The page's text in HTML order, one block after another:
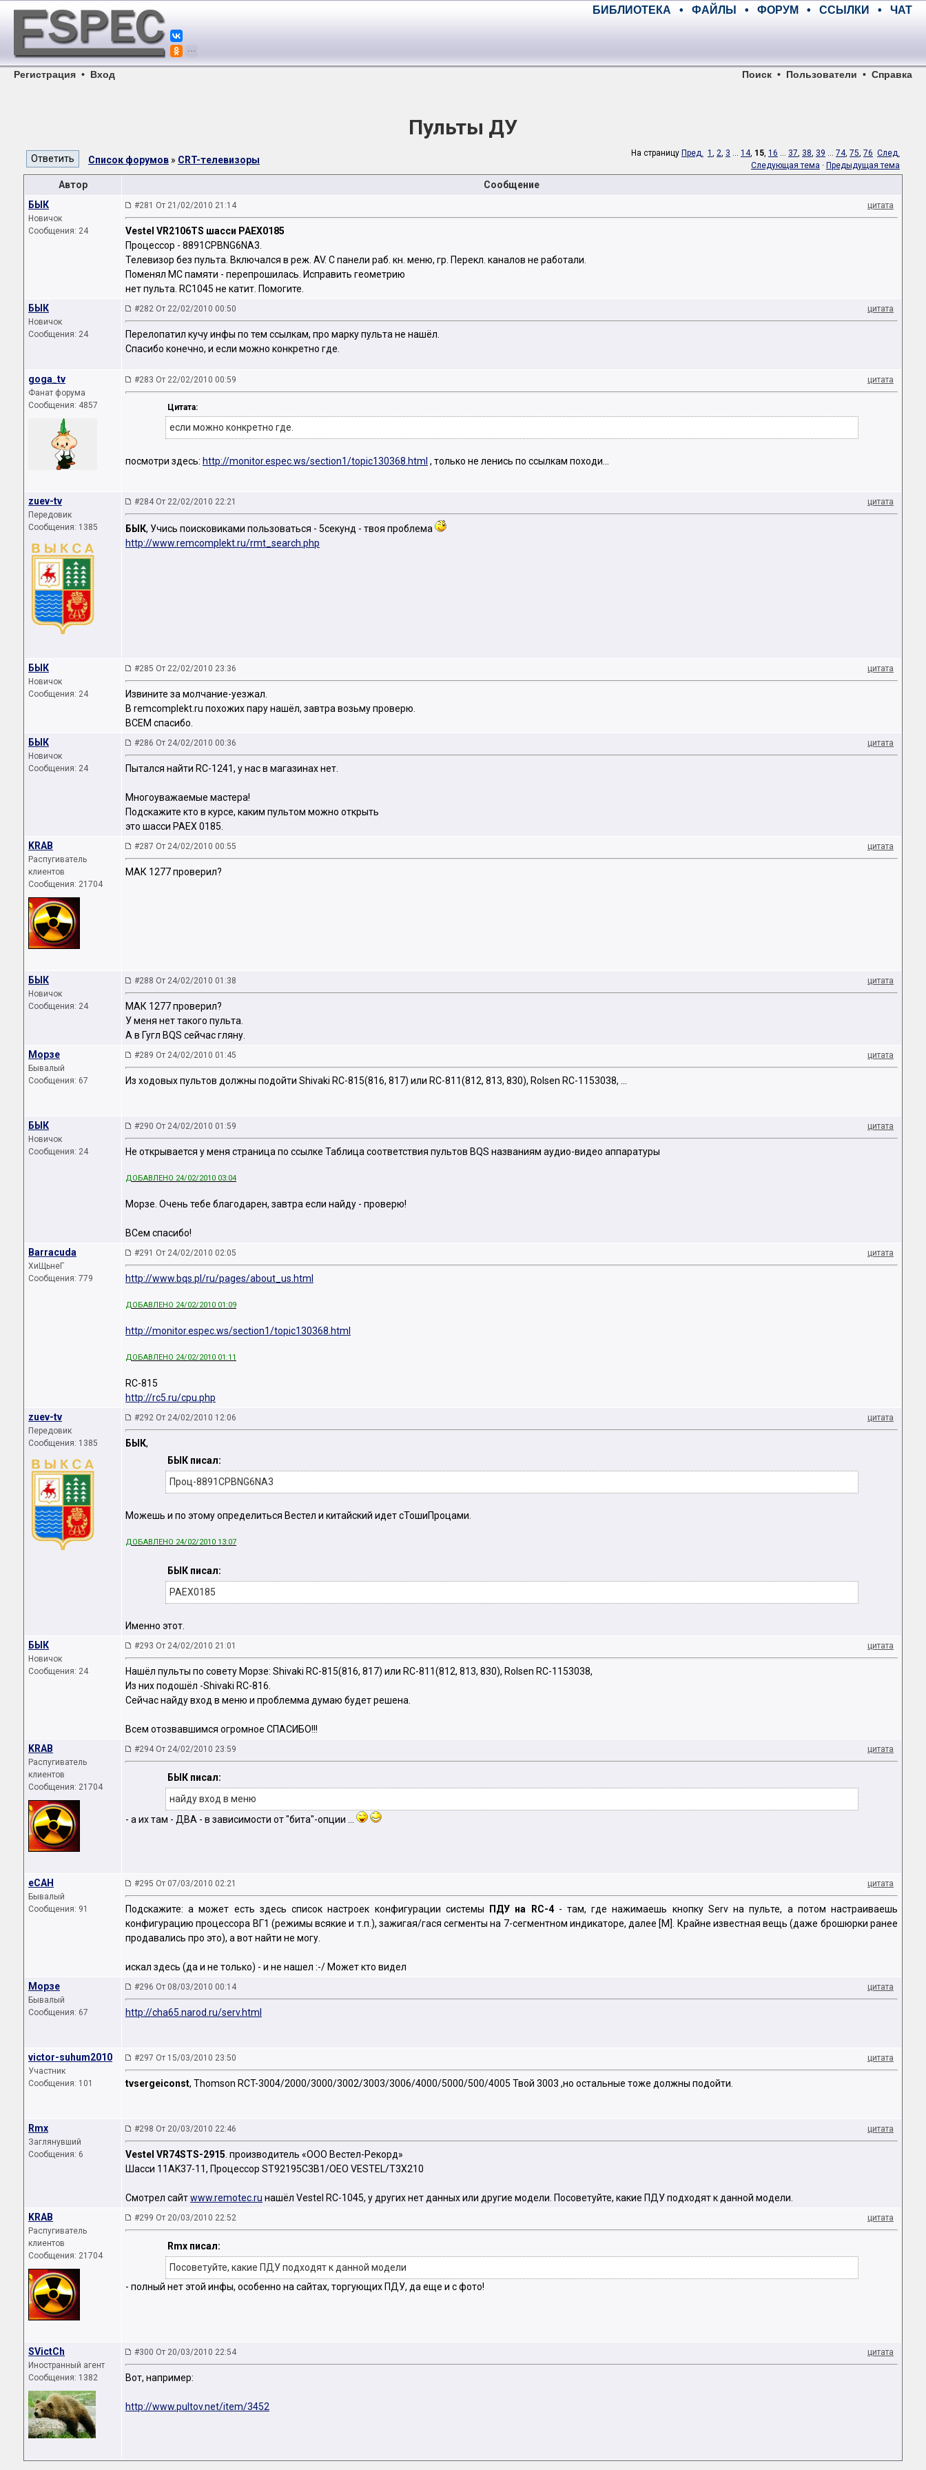
БИБЛИОТЕКА • ФАЙЛЫ • ФОРУМ • ССЫЛКИ • ЧАТ
Регистрация • Вход Поиск • Пользователи • Справка
Пульты ДУ
Список форумов » CRT-телевизоры
На страницу Пред. 1 , 2, 3 ... 14, 15, 16 ... 37, 38, 39 ... 74, 75, 76 След.
Следующая тема · Предыдущая тема
Автор
Сообщение
БЫК
Новичок
Сообщения: 24
#281 От 21/02/2010 21:14 цитата
Vestel VR2106TS шасси PAEX0185
Процессор - 8891CPBNG6NA3.
Телевизор без пульта. Включался в реж. AV. С панели раб. кн. меню, гр. Перекл. каналов не работали.
Поменял МС памяти - перепрошилась. Исправить геометрию
нет пульта. RC1045 не катит. Помогите.
БЫК
Новичок
Сообщения: 24
#282 От 22/02/2010 00:50 цитата
Перелопатил кучу инфы по тем ссылкам, про марку пульта не нашёл.
Спасибо конечно, и если можно конкретно где.
goga_tv
Фанат форума
Сообщения: 4857
#283 От 22/02/2010 00:59 цитата
Цитата:
если можно конкретно где.
посмотри здесь: http://monitor.espec.ws/section1/topic130368.html , только не ленись по ссылкам походи...
zuev-tv
Передовик
Сообщения: 1385
#284 От 22/02/2010 22:21 цитата
БЫК, Учись поисковиками пользоваться - 5секунд - твоя проблема
http://www.remcomplekt.ru/rmt_search.php
БЫК
Новичок
Сообщения: 24
#285 От 22/02/2010 23:36 цитата
Извините за молчание-уезжал.
В remcomplekt.ru похожих пару нашёл, завтра возьму проверю.
ВСЕМ спасибо.
БЫК
Новичок
Сообщения: 24
#286 От 24/02/2010 00:36 цитата
Пытался найти RC-1241, у нас в магазинах нет.
Многоуважаемые мастера!
Подскажите кто в курсе, каким пультом можно открыть
это шасси PAEX 0185.
KRAB
Распугиватель
клиентов
Сообщения: 21704
#287 От 24/02/2010 00:55 цитата
МАК 1277 проверил?
БЫК
Новичок
Сообщения: 24
#288 От 24/02/2010 01:38 цитата
МАК 1277 проверил?
У меня нет такого пульта.
А в Гугл BQS сейчас гляну.
Морзе
Бывалый
Сообщения: 67
#289 От 24/02/2010 01:45 цитата
Из ходовых пультов должны подойти Shivaki RC-815(816, 817) или RC-811(812, 813, 830), Rolsen RC-1153038, ...
БЫК
Новичок
Сообщения: 24
#290 От 24/02/2010 01:59 цитата
Не открывается у меня страница по ссылке Таблица соответствия пультов BQS названиям аудио-видео аппаратуры
ДОБАВЛЕНО 24/02/2010 03:04
Морзе. Очень тебе благодарен, завтра если найду - проверю!
ВСем спасибо!
Barracuda
ХиЩьнеГ
Сообщения: 779
#291 От 24/02/2010 02:05 цитата
http://www.bqs.pl/ru/pages/about_us.html
ДОБАВЛЕНО 24/02/2010 01:09
http://monitor.espec.ws/section1/topic130368.html
ДОБАВЛЕНО 24/02/2010 01:11
RC-815
http://rc5.ru/cpu.php
zuev-tv
Передовик
Сообщения: 1385
#292 От 24/02/2010 12:06 цитата
БЫК,
БЫК писал:
Проц-8891CPBNG6NA3
Можешь и по этому определиться Вестел и китайский идет сТошиПроцами.
ДОБАВЛЕНО 24/02/2010 13:07
БЫК писал:
PAEX0185
Именно этот.
БЫК
Новичок
Сообщения: 24
#293 От 24/02/2010 21:01 цитата
Нашёл пульты по совету Морзе: Shivaki RC-815(816, 817) или RC-811(812, 813, 830), Rolsen RC-1153038,
Из них подошёл -Shivaki RC-816.
Сейчас найду вход в меню и проблемма думаю будет решена.
Всем отозвавшимся огромное СПАСИБО!!!
KRAB
Распугиватель
клиентов
Сообщения: 21704
#294 От 24/02/2010 23:59 цитата
БЫК писал:
найду вход в меню
- а их там - ДВА - в зависимости от "бита"-опции ...
eCAH
Бывалый
Сообщения: 91
#295 От 07/03/2010 02:21 цитата
Подскажите: а может есть здесь список настроек конфигурации системы ПДУ на RC-4- там, где нажимаешь кнопку Serv на пульте, а потом настраиваешь
конфигурацию процессора ВГ1 (режимы всякие и т.п.), зажигая/гася сегменты на 7-сегментном индикаторе, далее [M]. Крайне известная вещь (даже брошюрки ранее
продавались про это), а вот найти не могу.
искал здесь (да и не только) - и не нашел :-/ Может кто видел
Морзе
Бывалый
Сообщения: 67
#296 От 08/03/2010 00:14 цитата
http://cha65.narod.ru/serv.html
victor-suhum2010
Участник
Сообщения: 101
#297 От 15/03/2010 23:50 цитата
tvsergeiconst, Thomson RCT-3004/2000/3000/3002/3003/3006/4000/5000/500/4005 Твой 3003 ,но остальные тоже должны подойти.
Rmx
Заглянувший
Сообщения: 6
#298 От 20/03/2010 22:46 цитата
Vestel VR74STS-2915. производитель «ООО Вестел-Рекорд»
Шасси 11AK37-11, Процессор ST92195C3B1/OEO VESTEL/T3X210
Смотрел сайтwww.remotec.ru нашёл Vestel RC-1045, у других нет данных или другие модели. Посоветуйте, какие ПДУ подходят к данной модели.
KRAB
Распугиватель
клиентов
Сообщения: 21704
#299 От 20/03/2010 22:52 цитата
Rmx писал:
Посоветуйте, какие ПДУ подходят к данной модели
- полный нет этой инфы, особенно на сайтах, торгующих ПДУ, да еще и с фото!
SVictCh
Иностранный агент
Сообщения: 1382
#300 От 20/03/2010 22:54 цитата
Вот, например:
http://www.pultov.net/item/3452